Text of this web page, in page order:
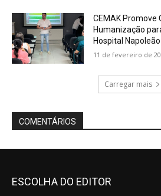
ESCOLHA DO EDITOR